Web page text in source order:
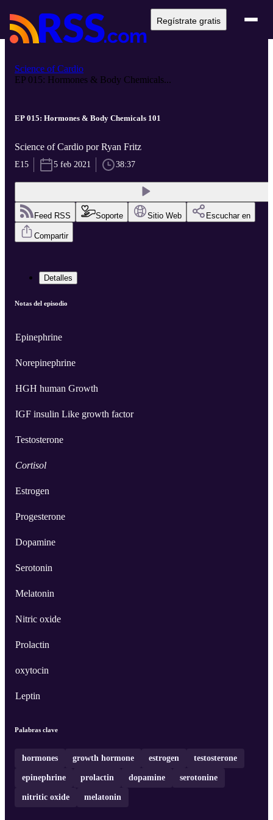
Regístrate gratis
Science of Cardio
EP 015: Hormones & Body Chemicals...
EP 015: Hormones & Body Chemicals 101
Science of Cardio por Ryan Fritz
E15 5 feb 2021 38:37
Feed RSS Soporte Sitio Web Escuchar en
Compartir
Detalles
Notas del episodio
Epinephrine
Norepinephrine
HGH human Growth
IGF insulin Like growth factor
Testosterone
Cortisol
Estrogen
Progesterone
Dopamine
Serotonin
Melatonin
Nitric oxide
Prolactin
oxytocin
Leptin
Palabras clave
hormones growth hormone estrogen testosterone
epinephrine prolactin dopamine serotonine
nitritic oxide melatonin